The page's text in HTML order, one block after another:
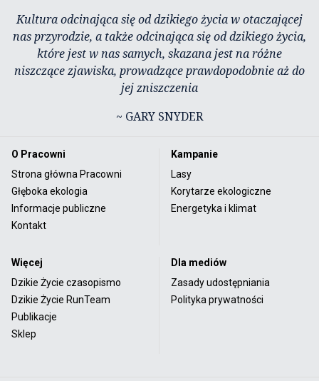
Kultura odcinająca się od dzikiego życia w otaczającej
nas przyrodzie, a także odcinająca się od dzikiego życia,
które jest w nas samych, skazana jest na różne
niszczące zjawiska, prowadzące prawdopodobnie aż do
jej zniszczenia
~ GARY SNYDER
O Pracowni
Strona główna Pracowni
Głęboka ekologia
Informacje publiczne
Kontakt
Kampanie
Lasy
Korytarze ekologiczne
Energetyka i klimat
Więcej
Dzikie Życie czasopismo
Dzikie Życie RunTeam
Publikacje
Sklep
Dla mediów
Zasady udostępniania
Polityka prywatności